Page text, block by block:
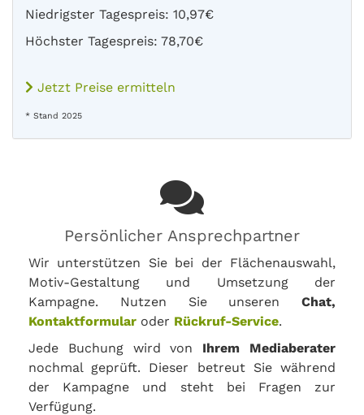
Niedrigster Tagespreis: 10,97€
Höchster Tagespreis: 78,70€
Jetzt Preise ermitteln
* Stand 2025
Persönlicher Ansprechpartner
Wir unterstützen Sie bei der Flächenauswahl,
Motiv-Gestaltung und Umsetzung der
Kampagne. Nutzen Sie unseren Chat,
Kontaktformular oder Rückruf-Service.
Jede Buchung wird von Ihrem Mediaberater
nochmal geprüft. Dieser betreut Sie während
der Kampagne und steht bei Fragen zur
Verfügung.